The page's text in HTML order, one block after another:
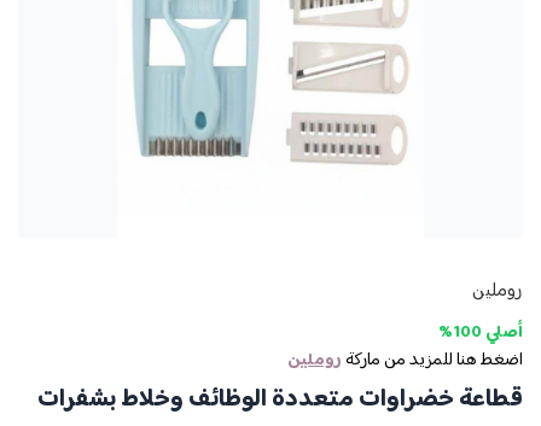
روملين
أصلي 100%
اضغط هنا للمزيد من ماركةروملين
قطاعة خضراوات متعددة الوظائف وخلاط بشفرات